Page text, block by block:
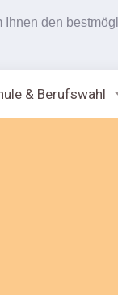
den
& Berufswahl